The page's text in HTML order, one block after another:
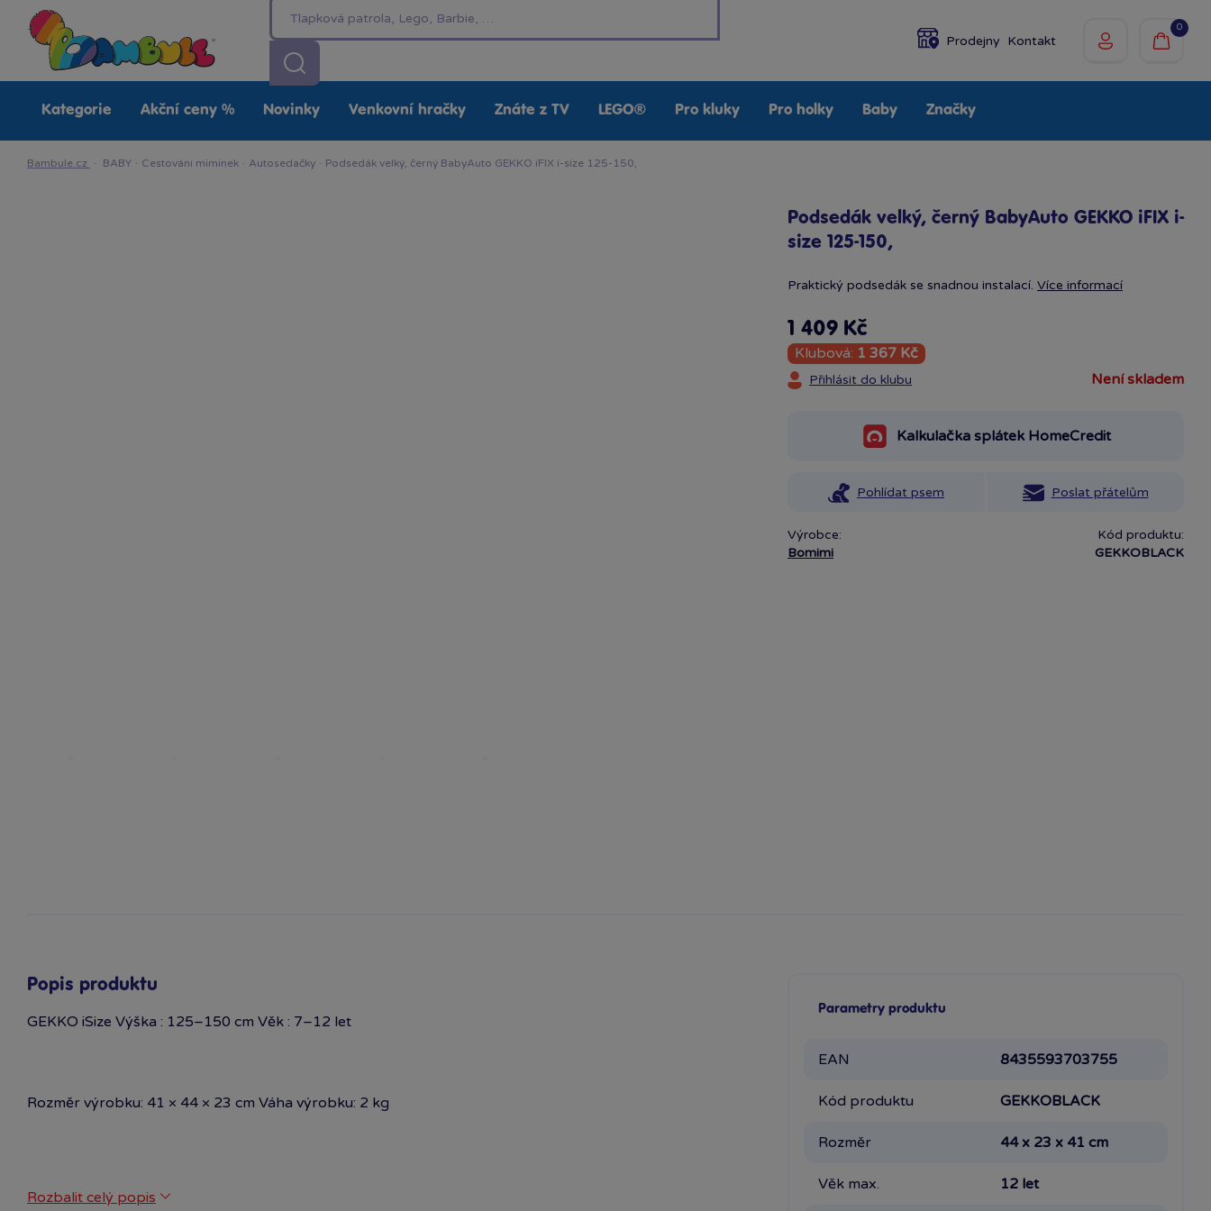
Prodejny Kontakt
0
Kategorie Akční ceny % Novinky Venkovní hračky Znáte z TV LEGO® Pro kluky Pro holky Baby Značky
Bambule.cz · BABY · Cestování miminek · Autosedačky · Podsedák velký, černý BabyAuto GEKKO iFIX i-size 125-150,
Podsedák velký, černý BabyAuto GEKKO iFIX i-
size 125-150,
Praktický podsedák se snadnou instalací. Více informací
1 409 Kč
Klubová: 1 367 Kč
Přihlásit do klubu není skladem
Kalkulačka splátek HomeCredit
Pohlídat psem Poslat přátelům
Výrobce:
Bomimi
Kód produktu:
GEKKOBLACK
Popis produktu
GEKKO iSize Výška : 125–150 cm Věk : 7–12 let
Rozměr výrobku: 41 × 44 × 23 cm Váha výrobku: 2 kg
Rozbalit celý popis
Parametry produktu
EAN 8435593703755
Kód produktu GEKKOBLACK
Rozměr 44 x 23 x 41 cm
Věk max. 12 let